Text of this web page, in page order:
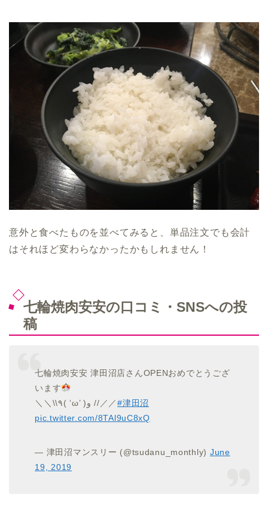
意外と食べたものを並べてみると、単品注文でも会計
はそれほど変わらなかったかもしれません！
七輪焼肉安安の口コミ・SNSへの投
稿
七輪焼肉安安 津田沼店さんOPENおめでとうござ
います
＼＼\\٩( ‘ω’ )و //／／#津田沼
pic.twitter.com/8TAl9uC8xQ
— 津田沼マンスリー (@tsudanu_monthly) June
19, 2019